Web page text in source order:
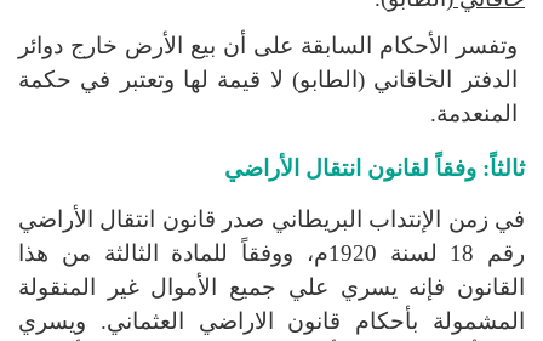
وتفسر الأحكام السابقة على أن بيع الأرض خارج دوائر
الدفتر الخاقاني (الطابو) لا قيمة لها وتعتبر في حكمة
المنعدمة.
ثالثاً: وفقاً لقانون انتقال الأراضي
في زمن الإنتداب البريطاني صدر قانون انتقال الأراضي
رقم 18 لسنة 1920م، ووفقاً للمادة الثالثة من هذا
القانون فإنه يسري علي جميع الأموال غير المنقولة
المشمولة بأحكام قانون الاراضي العثماني. ويسري